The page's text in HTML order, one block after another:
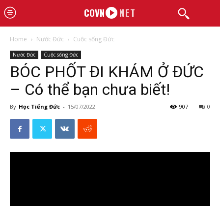
COVN NET
Home Nước Đức Cuộc sống Đức
Nước Đức Cuộc sống Đức
BÓC PHỐT ĐI KHÁM Ở ĐỨC
– Có thể bạn chưa biết!
By Học Tiếng Đức - 15/07/2022 0
907